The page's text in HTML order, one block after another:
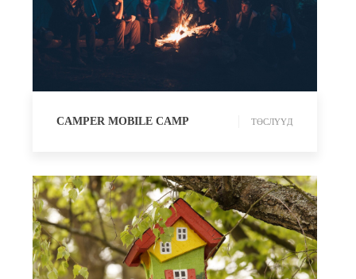
ТӨСЛҮҮД
CAMPER MOBILE CAMP ТӨСЛҮҮД
ХӨТӨЛБӨР